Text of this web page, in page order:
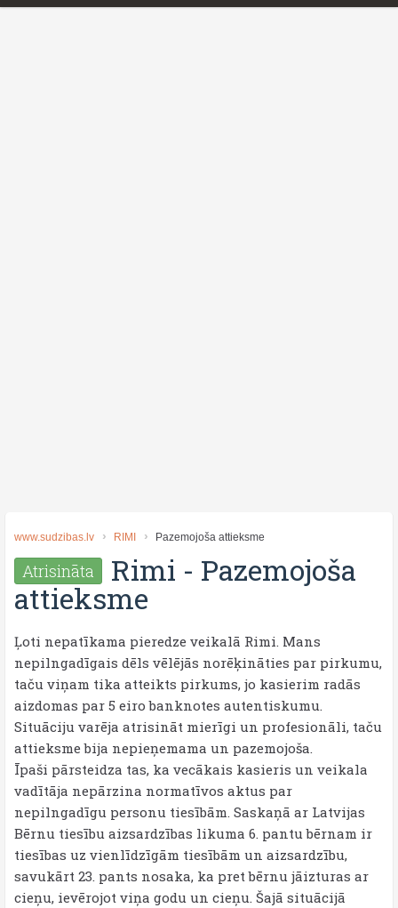
www.sudzibas.lv RIMI Pazemojoša attieksme
Atrisināta Rimi - Pazemojoša
attieksme
Ļoti nepatīkama pieredze veikalā Rimi. Mans
nepilngadīgais dēls vēlējās norēķināties par pirkumu,
taču viņam tika atteikts pirkums, jo kasierim radās
aizdomas par 5 eiro banknotes autentiskumu.
Situāciju varēja atrisināt mierīgi un profesionāli, taču
attieksme bija nepieņemama un pazemojoša.
Īpaši pārsteidza tas, ka vecākais kasieris un veikala
vadītāja nepārzina normatīvos aktus par
nepilngadīgu personu tiesībām. Saskaņā ar Latvijas
Bērnu tiesību aizsardzības likuma 6. pantu bērnam ir
tiesības uz vienlīdzīgām tiesībām un aizsardzību,
savukārt 23. pants nosaka, ka pret bērnu jāizturas ar
cieņu, ievērojot viņa godu un cieņu. Šajā situācijā